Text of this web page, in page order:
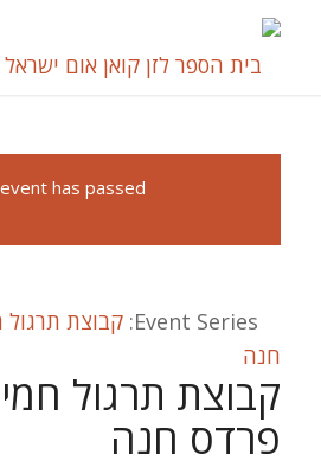
has passed.
Event Series: קבוצת
חנה
קבוצת תרגול
פרדס חנה